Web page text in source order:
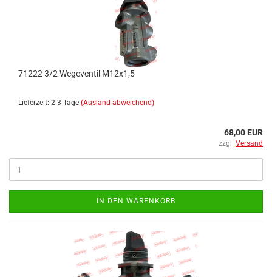
71222 3/2 Wegeventil M12x1,5
Lieferzeit: 2-3 Tage (Ausland abweichend)
68,00 EUR
zzgl. Versand
IN DEN WARENKORB